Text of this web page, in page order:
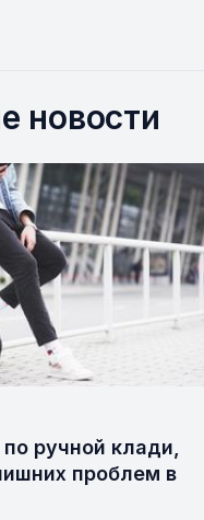
новости
ручной клади,
проблем в